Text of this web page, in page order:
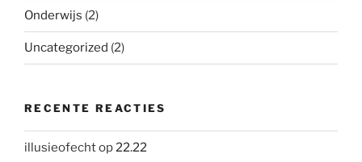
Onderwijs (2)
Uncategorized (2)
RECENTE REACTIES
illusieofechtop22.22